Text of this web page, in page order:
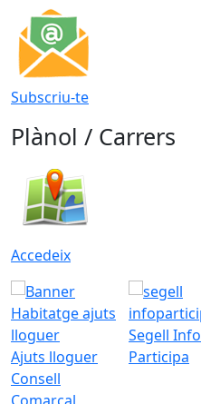
Subscriu-te
Plànol / Carrers
Accedeix
Ajuts lloguer
Consell
Segell Info
Participa